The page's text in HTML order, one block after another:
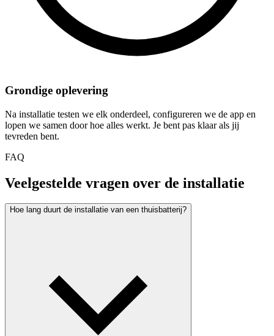
Grondige oplevering
Na installatie testen we elk onderdeel, configureren we de app en
lopen we samen door hoe alles werkt. Je bent pas klaar als jij
tevreden bent.
FAQ
Veelgestelde vragen over de installatie
Hoe lang duurt de installatie van een thuisbatterij?